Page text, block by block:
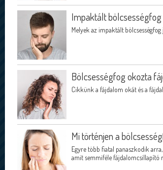
Impaktált bölcsességfog
Melyek az impaktált bölcsességfog
Bölcsességfog okozta
Cikkünk a fájdalom okát és a
Mi történjen a
Egyre több fiatal panaszkodik
amit semmiféle fájdalomcsillapító